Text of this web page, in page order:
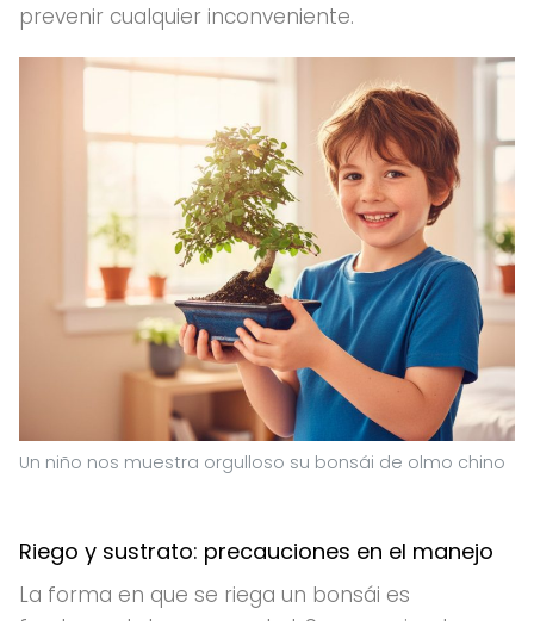
prevenir cualquier inconveniente.
Un niño nos muestra orgulloso su bonsái de olmo chino
Riego y sustrato: precauciones en el manejo
La forma en que se riega un bonsái es